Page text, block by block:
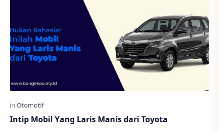
Intip Mobil Yang Laris Manis dari Toyota